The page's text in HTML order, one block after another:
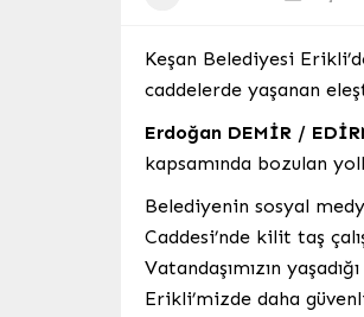
Keşan Belediyesi
caddelerde yaşanan
Erdoğan DEMİR /
kapsamında bozulan
Belediyenin sosyal
Caddesi’nde kilit taş
Vatandaşımızın
Erikli’mizde daha